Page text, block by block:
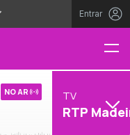
Entrar
NO AR TV
RTP